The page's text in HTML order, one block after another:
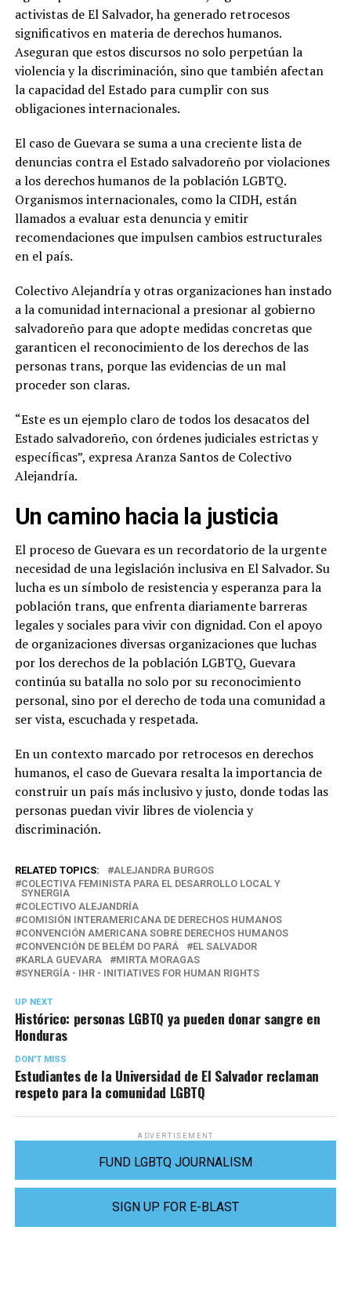
activistas de El Salvador, ha generado retrocesos
significativos en materia de derechos humanos.
Aseguran que estos discursos no solo perpetúan la
violencia y la discriminación, sino que también afectan
la capacidad del Estado para cumplir con sus
obligaciones internacionales.
El caso de Guevara se suma a una creciente lista de
denuncias contra el Estado salvadoreño por violaciones
a los derechos humanos de la población LGBTQ.
Organismos internacionales, como la CIDH, están
llamados a evaluar esta denuncia y emitir
recomendaciones que impulsen cambios estructurales
en el país.
Colectivo Alejandría y otras organizaciones han instado
a la comunidad internacional a presionar al gobierno
salvadoreño para que adopte medidas concretas que
garanticen el reconocimiento de los derechos de las
personas trans, porque las evidencias de un mal
proceder son claras.
“Este es un ejemplo claro de todos los desacatos del
Estado salvadoreño, con órdenes judiciales estrictas y
específicas”, expresa Aranza Santos de Colectivo
Alejandría.
Un camino hacia la justicia
El proceso de Guevara es un recordatorio de la urgente
necesidad de una legislación inclusiva en El Salvador. Su
lucha es un símbolo de resistencia y esperanza para la
población trans, que enfrenta diariamente barreras
legales y sociales para vivir con dignidad. Con el apoyo
de organizaciones diversas organizaciones que luchas
por los derechos de la población LGBTQ, Guevara
continúa su batalla no solo por su reconocimiento
personal, sino por el derecho de toda una comunidad a
ser vista, escuchada y respetada.
En un contexto marcado por retrocesos en derechos
humanos, el caso de Guevara resalta la importancia de
construir un país más inclusivo y justo, donde todas las
personas puedan vivir libres de violencia y
discriminación.
RELATED TOPICS:
ALEJANDRA BURGOS
COLECTIVA FEMINISTA PARA EL DESARROLLO LOCAL Y
SYNERGIA
COLECTIVO ALEJANDRÍA
COMISIÓN INTERAMERICANA DE DERECHOS HUMANOS
CONVENCIÓN AMERICANA SOBRE DERECHOS HUMANOS
CONVENCIÓN DE BELÉM DO PARÁ
EL SALVADOR
KARLA GUEVARA
MIRTA MORAGAS
SYNERGÍA - IHR - INITIATIVES FOR HUMAN RIGHTS
UP NEXT
Histórico: personas LGBTQ ya pueden donar sangre en
Honduras
DON'T MISS
Estudiantes de la Universidad de El Salvador reclaman
respeto para la comunidad LGBTQ
ADVERTISEMENT
FUND LGBTQ JOURNALISM
SIGN UP FOR E-BLAST